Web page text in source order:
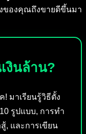
ของคุณถึงขายดีขึ้นมา
งินล้าน?
! มาเรียนรู้วิธีตั้ง
รูปแบบ, การทำ
, และการเขียน